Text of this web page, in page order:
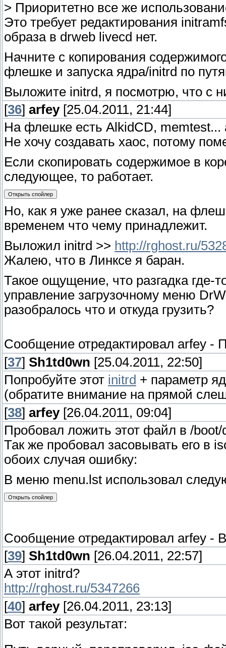
> Приоритетно все же
Это требует редактирования
образа в drweb livecd нет.
Начните с копирования
флешке и запуска ядра/initrd по
Выложите initrd, я посмотрю, что с
[36] arfey[25.04.2011, 21:44]
На флешке есть AlkidCD,
Не хочу создавать хаос, потому
Если скопировать содержимое в
следующее, то работает.
Но, как я уже ранее сказал, на
временем что чему принадлежит.
Выложил initrd >> http://rghost.ru/
Жалею, что в Линксе я баран.
Такое ощущение, что разгадка где-
управление загрузочному меню
разобралось что и откуда грузить?
Сообщение отредактировал arfey -
[37] Sh1td0wn [25.04.2011, 22:50]
Попробуйте этот initrd + параметр
(обратите внимание на прямой
[38] arfey[26.04.2011, 09:04]
Пробовал ложить этот файл в /
Так же пробовал засовывать его в
обоих случая ошибку:
В меню menu.lst использовал
Сообщение отредактировал arfey -
[39] Sh1td0wn [26.04.2011, 22:57]
А этот initrd?
http://rghost.ru/5347266
[40] arfey[26.04.2011, 23:13]
Вот такой результат: